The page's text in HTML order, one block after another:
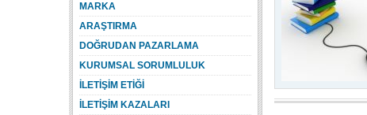
MARKA
ARAŞTIRMA
DOĞRUDAN PAZARLAMA
KURUMSAL SORUMLULUK
İLETİŞİM ETİĞİ
İLETİŞİM KAZALARI